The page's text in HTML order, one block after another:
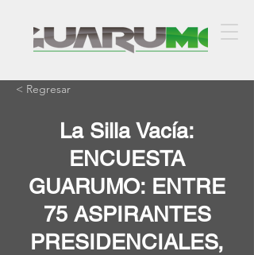
< Regresar
La Silla Vacía:
ENCUESTA
GUARUMO: ENTRE
75 ASPIRANTES
PRESIDENCIALES,